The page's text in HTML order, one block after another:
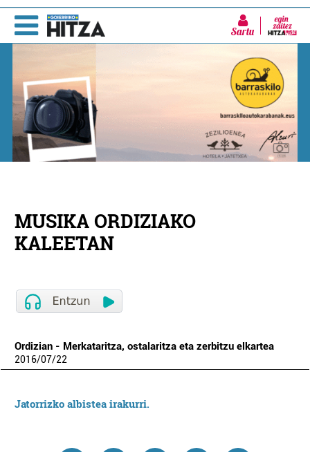
Sartu
MUSIKA ORDIZIAKO
KALEETAN
Ordizian - Merkataritza, ostalaritza eta zerbitzu elkartea
2016/07/22
Jatorrizko albistea irakurri.